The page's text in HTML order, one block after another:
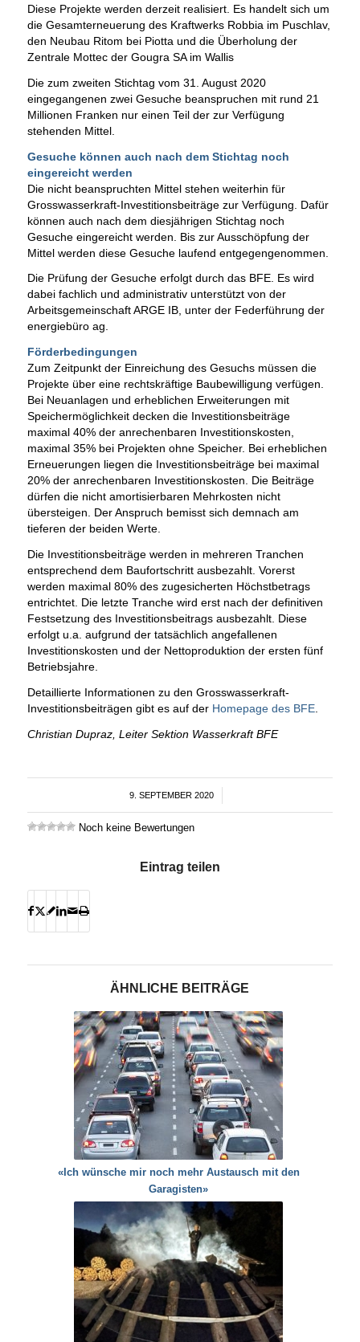
Diese Projekte werden derzeit realisiert. Es handelt sich um
die Gesamterneuerung des Kraftwerks Robbia im Puschlav,
den Neubau Ritom bei Piotta und die Überholung der
Zentrale Mottec der Gougra SA im Wallis
Die zum zweiten Stichtag vom 31. August 2020
eingegangenen zwei Gesuche beanspruchen mit rund 21
Millionen Franken nur einen Teil der zur Verfügung
stehenden Mittel.
Gesuche können auch nach dem Stichtag noch
eingereicht werden
Die nicht beanspruchten Mittel stehen weiterhin für
Grosswasserkraft-Investitionsbeiträge zur Verfügung. Dafür
können auch nach dem diesjährigen Stichtag noch
Gesuche eingereicht werden. Bis zur Ausschöpfung der
Mittel werden diese Gesuche laufend entgegengenommen.
Die Prüfung der Gesuche erfolgt durch das BFE. Es wird
dabei fachlich und administrativ unterstützt von der
Arbeitsgemeinschaft ARGE IB, unter der Federführung der
energiebüro ag.
Förderbedingungen
Zum Zeitpunkt der Einreichung des Gesuchs müssen die
Projekte über eine rechtskräftige Baubewilligung verfügen.
Bei Neuanlagen und erheblichen Erweiterungen mit
Speichermöglichkeit decken die Investitionsbeiträge
maximal 40% der anrechenbaren Investitionskosten,
maximal 35% bei Projekten ohne Speicher. Bei erheblichen
Erneuerungen liegen die Investitionsbeiträge bei maximal
20% der anrechenbaren Investitionskosten. Die Beiträge
dürfen die nicht amortisierbaren Mehrkosten nicht
übersteigen. Der Anspruch bemisst sich demnach am
tieferen der beiden Werte.
Die Investitionsbeiträge werden in mehreren Tranchen
entsprechend dem Baufortschritt ausbezahlt. Vorerst
werden maximal 80% des zugesicherten Höchstbetrags
entrichtet. Die letzte Tranche wird erst nach der definitiven
Festsetzung des Investitionsbeitrags ausbezahlt. Diese
erfolgt u.a. aufgrund der tatsächlich angefallenen
Investitionskosten und der Nettoproduktion der ersten fünf
Betriebsjahre.
Detaillierte Informationen zu den Grosswasserkraft-
Investitionsbeiträgen gibt es auf der Homepage des BFE.
Christian Dupraz, Leiter Sektion Wasserkraft BFE
9. SEPTEMBER 2020
/
Noch keine Bewertungen
Eintrag teilen
ÄHNLICHE BEITRÄGE
«Ich wünsche mir noch mehr Austausch mit den
Garagisten»